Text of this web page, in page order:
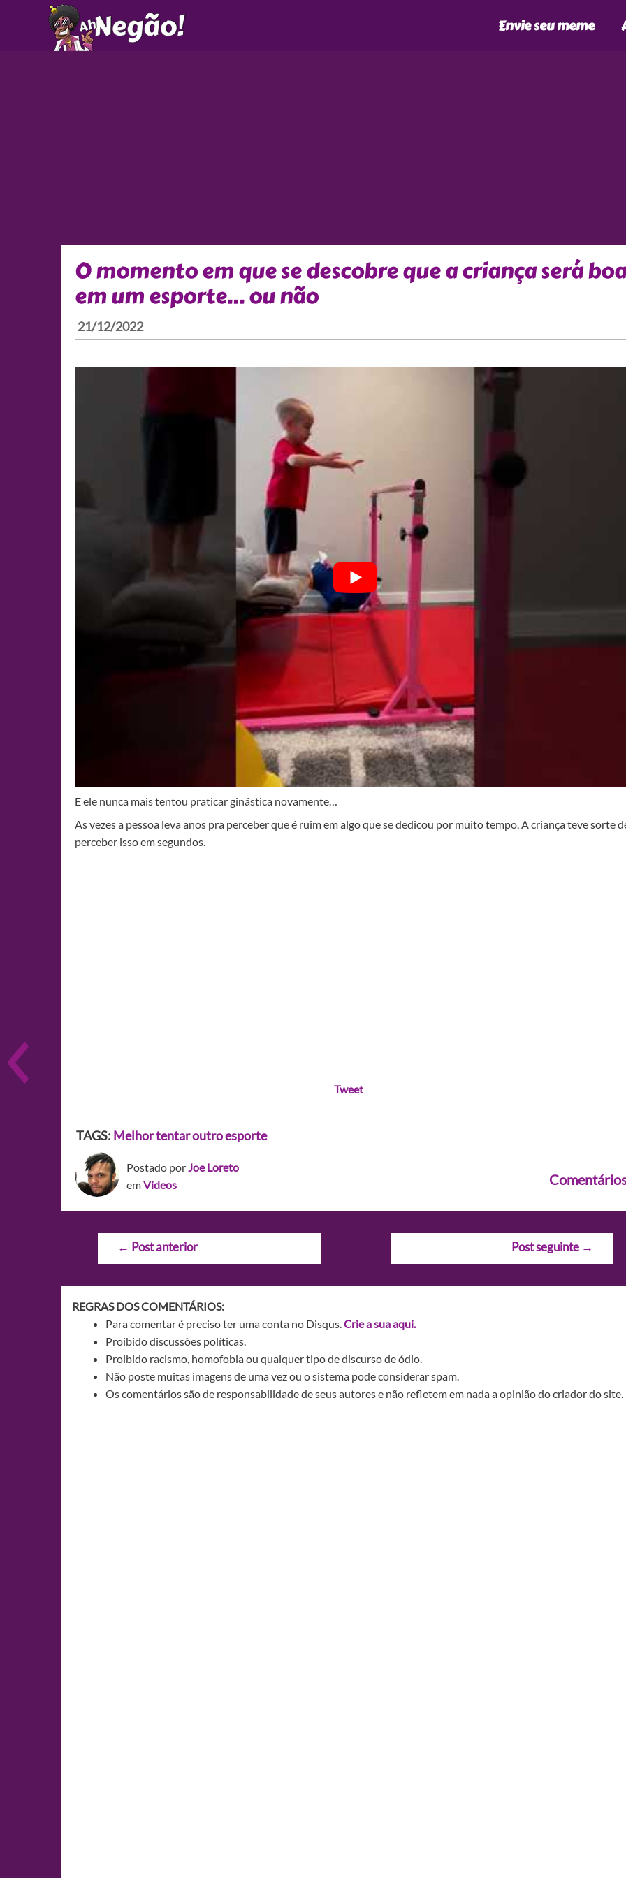
Envie seu meme
O momento em que se descobre que a criança será boa
em um esporte… ou não
21/12/2022
E ele nunca mais tentou praticar ginástica novamente…
As vezes a pessoa leva anos pra perceber que é ruim em algo que se dedicou por muito tempo. A criança teve sorte
perceber isso em segundos.
Tweet
TAGS: Melhor tentar outro esporte
Postado porJoe Loreto
emVideos
Navegação
← Post anterior Post seguinte →
REGRAS DOS COMENTÁRIOS:
Para comentar é preciso ter uma conta no Disqus.Crie a sua aqui.
Proibido discussões políticas.
Proibido racismo, homofobia ou qualquer tipo de discurso de ódio.
Não poste muitas imagens de uma vez ou o sistema pode considerar spam.
Os comentários são de responsabilidade de seus autores e não refletem em nada a opinião do criador do site.